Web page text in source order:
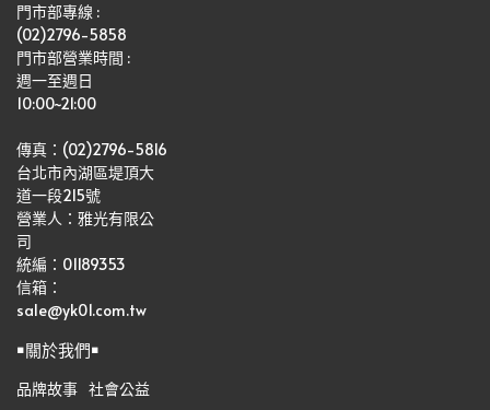
門市部專線 :
(02)2796-5858
門市部營業時間 :
週一至週日
10:00~21:00
傳真：(02)2796-5816
台北市內湖區堤頂大
道一段215號
營業人：雅光有限公
司
統編：01189353
信箱：
sale@yk01.com.tw
￭關於我們￭
品牌故事 社會公益